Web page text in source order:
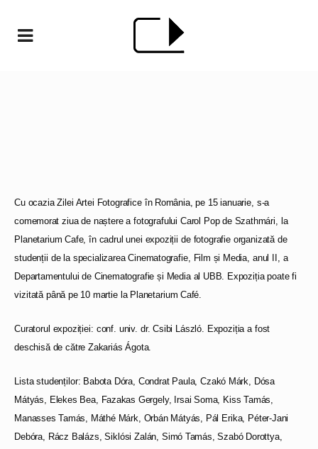
Cu ocazia Zilei Artei Fotografice în România, pe 15 ianuarie, s-a
comemorat ziua de naștere a fotografului Carol Pop de Szathmári, la
Planetarium Cafe, în cadrul unei expoziții de fotografie organizată de
studenții de la specializarea Cinematografie, Film și Media, anul II, a
Departamentului de Cinematografie și Media al UBB. Expoziția poate fi
vizitată până pe 10 martie la Planetarium Café.
Curatorul expoziției: conf. univ. dr. Csibi László. Expoziția a fost
deschisă de către Zakariás Ágota.
Lista studenților: Babota Dóra, Condrat Paula, Czakó Márk, Dósa
Mátyás, Elekes Bea, Fazakas Gergely, Irsai Soma, Kiss Tamás,
Manasses Tamás, Máthé Márk, Orbán Mátyás, Pál Erika, Péter-Jani
Debóra, Rácz Balázs, Siklósi Zalán, Simó Tamás, Szabó Dorottya,